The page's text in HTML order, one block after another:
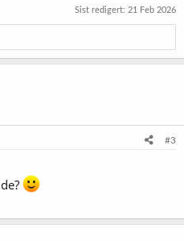
Sist redigert: 21 Feb 2026
#3